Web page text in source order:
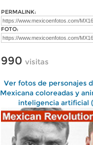
PERMALINK:
FOTO:
990 visitas
Ver fotos de personajes
Mexicana coloreadas y
inteligencia artificial